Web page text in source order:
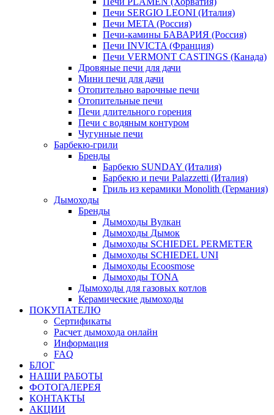
Печи SERGIO LEONI (Италия)
Печи META (Россия)
Печи-камины БАВАРИЯ (Россия)
Печи INVICTA (Франция)
Печи VERMONT CASTINGS (Канада)
Дровяные печи для дачи
Мини печи для дачи
Отопительно варочные печи
Отопительные печи
Печи длительного горения
Печи с водяным контуром
Чугунные печи
Барбекю-грили
Бренды
Барбекю SUNDAY (Италия)
Барбекю и печи Palazzetti (Италия)
Гриль из керамики Monolith (Германия)
Дымоходы
Бренды
Дымоходы Вулкан
Дымоходы Дымок
Дымоходы SCHIEDEL PERMETER
Дымоходы SCHIEDEL UNI
Дымоходы Ecoosmose
Дымоходы TONA
Дымоходы для газовых котлов
Керамические дымоходы
ПОКУПАТЕЛЮ
Сертификаты
Расчет дымохода онлайн
Информация
FAQ
БЛОГ
НАШИ РАБОТЫ
ФОТОГАЛЕРЕЯ
КОНТАКТЫ
АКЦИИ